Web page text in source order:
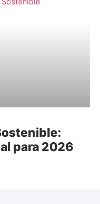
para 2026